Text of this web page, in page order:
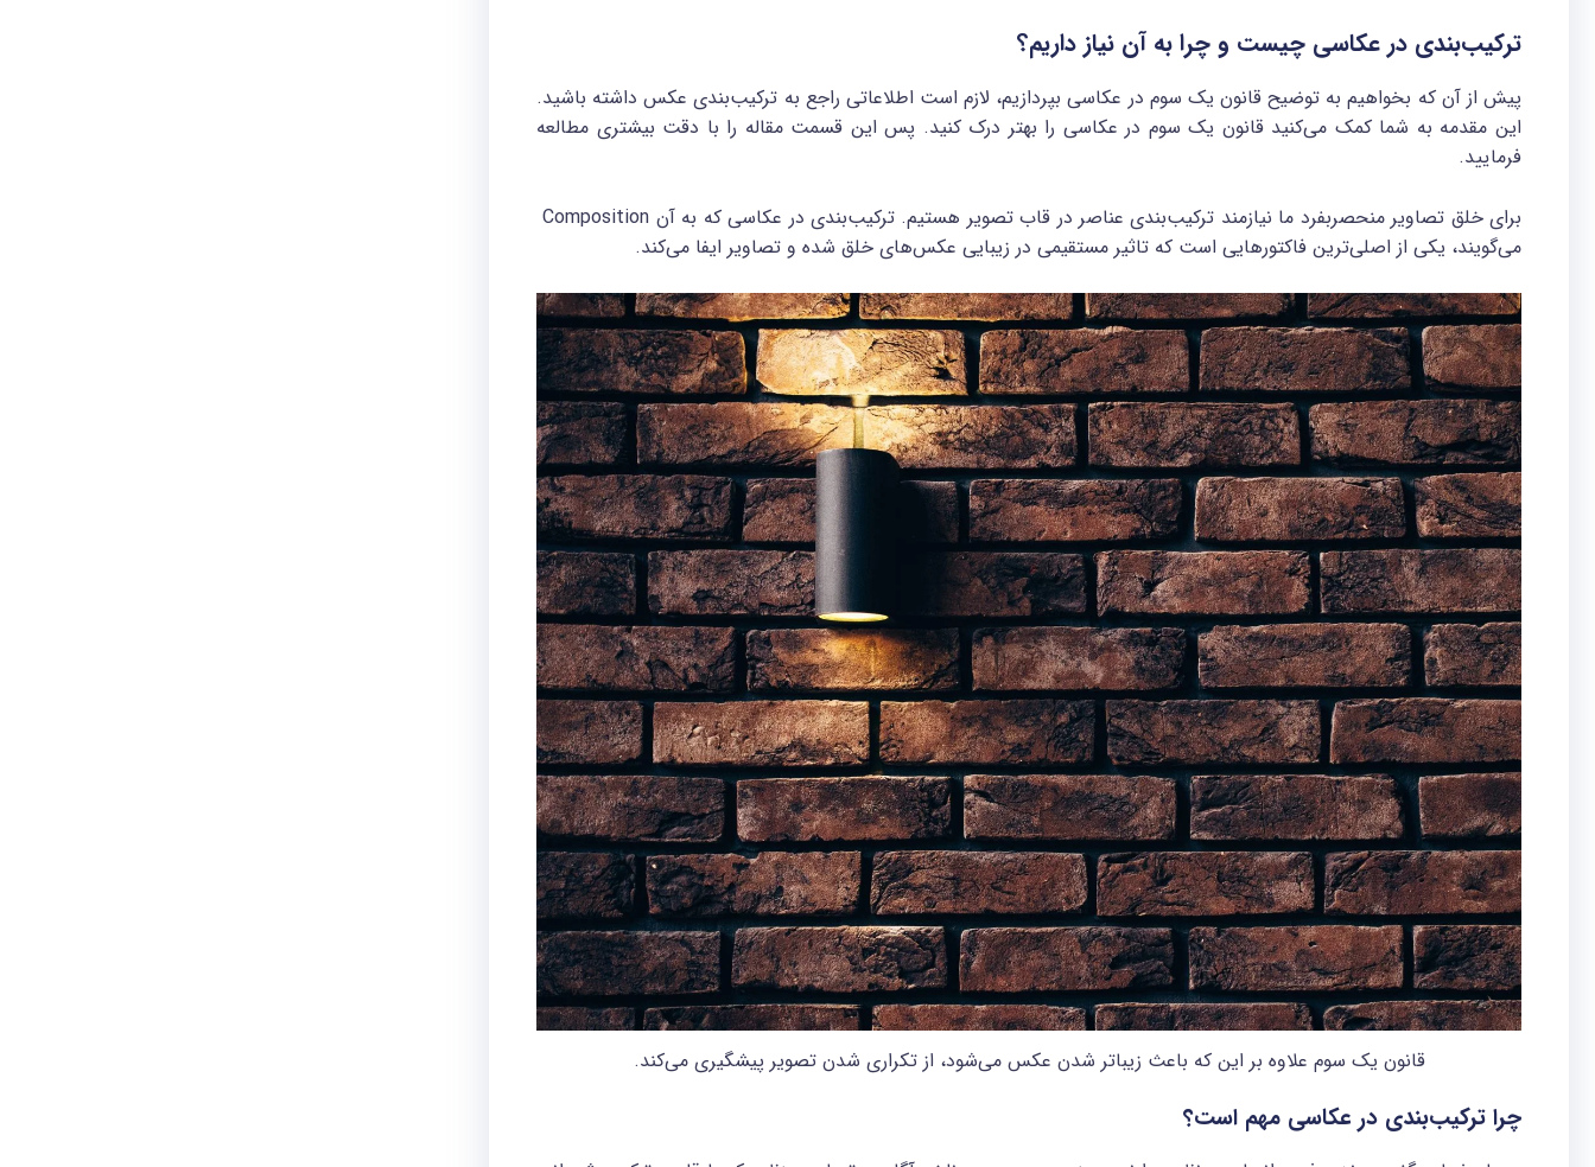
ترکیب‌بندی در عکاسی چیست و چرا به آن نیاز داریم؟
پیش از آن که بخواهیم به توضیح قانون یک سوم در عکاسی بپردازیم، لازم است اطلاعاتی راجع به ترکیب‌بندی عکس داشته باشید.
این مقدمه به شما کمک می‌کنید قانون یک سوم در عکاسی را بهتر درک کنید. پس این قسمت مقاله را با دقت بیشتری مطالعه
فرمایید.
برای خلق تصاویر منحصربفرد ما نیازمند ترکیب‌بندی عناصر در قاب تصویر هستیم. ترکیب‌بندی در عکاسی که به آن Composition
می‌گویند، یکی از اصلی‌ترین فاکتورهایی است که تاثیر مستقیمی در زیبایی عکس‌های خلق شده و تصاویر ایفا می‌کند.
قانون یک سوم علاوه بر این که باعث زیباتر شدن عکس می‌شود، از تکراری شدن تصویر پیشگیری می‌کند.
چرا ترکیب‌بندی در عکاسی مهم است؟